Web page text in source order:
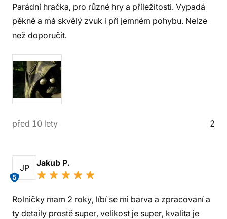
Parádní hračka, pro různé hry a příležitosti. Vypadá
pěkně a má skvělý zvuk i při jemném pohybu. Nelze
než doporučit.
před 10 lety 2
JP
5
Jakub P.
Rolničky mam 2 roky, líbí se mi barva a zpracovaní a
ty detaily prostě super, velikost je super, kvalita je